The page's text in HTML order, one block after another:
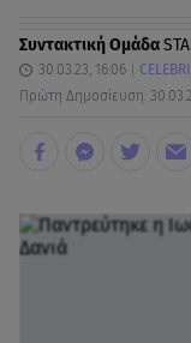
Συντακτική Ομάδα
30.03.23, 16:06
Πρώτη Δημοσίευση: